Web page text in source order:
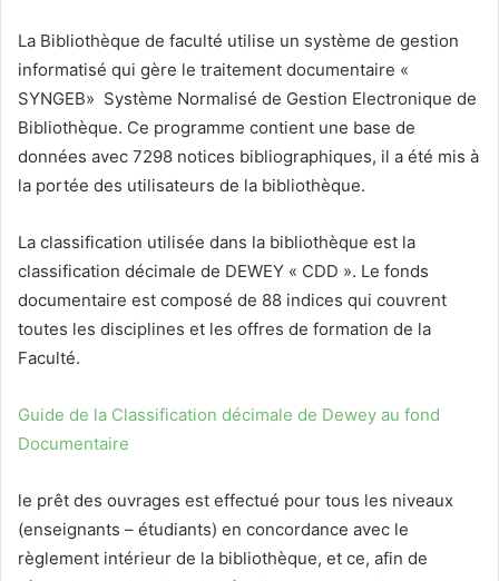
La Bibliothèque de faculté utilise un système de gestion
informatisé qui gère le traitement documentaire «
SYNGEB» Système Normalisé de Gestion Electronique de
Bibliothèque. Ce programme contient une base de
données avec 7298 notices bibliographiques, il a été mis à
la portée des utilisateurs de la bibliothèque.
La classification utilisée dans la bibliothèque est la
classification décimale de DEWEY « CDD ». Le fonds
documentaire est composé de 88 indices qui couvrent
toutes les disciplines et les offres de formation de la
Faculté.
Guide de la Classification décimale de Dewey au fond
Documentaire
le prêt des ouvrages est effectué pour tous les niveaux
(enseignants – étudiants) en concordance avec le
règlement intérieur de la bibliothèque, et ce, afin de